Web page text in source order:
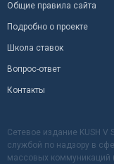
Общие правила сайта
Подробно о проекте
Школа ставок
Вопрос-ответ
Контакты
Сетевое издание KUSH V
службой по надзору в
массовых коммуникаций